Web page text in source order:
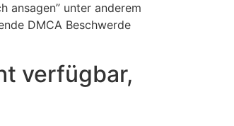
ansagen” unter anderem
DMCA Beschwerde
verfügbar,